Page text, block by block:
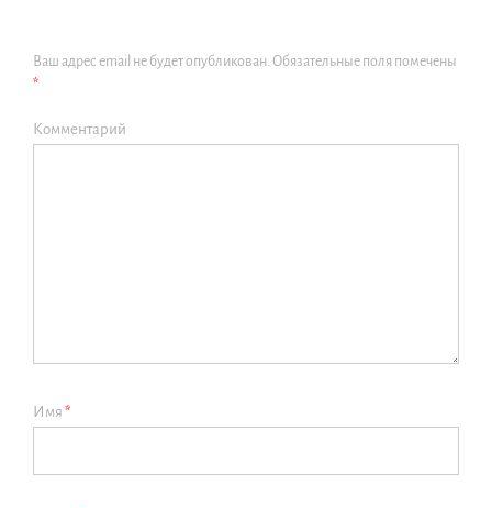
Ваш адрес email не будет опубликован. Обязательные поля помечены
*
Комментарий
Имя *